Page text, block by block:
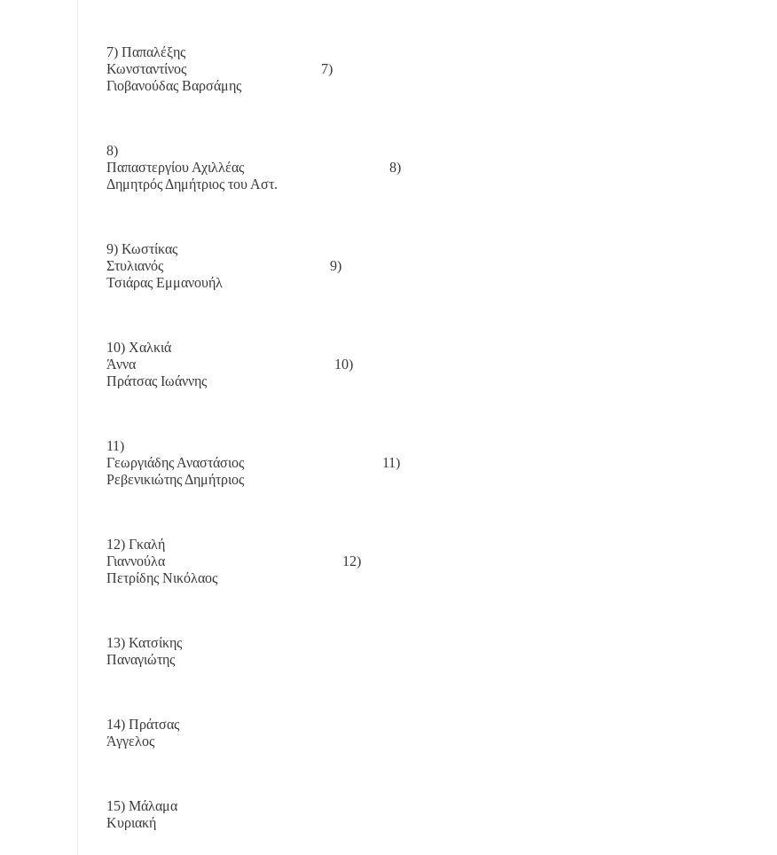
7) Παπαλέξης
Κωνσταντίνος
7)
Γιοβανούδας Βαρσάμης
8)
Παπαστεργίου Αχιλλέας
8)
Δημητρός Δημήτριος του Αστ.
9) Κωστίκας
Στυλιανός
9)
Τσιάρας Εμμανουήλ
10) Χαλκιά
Άννα
10)
Πράτσας Ιωάννης
11)
Γεωργιάδης Αναστάσιος
11)
Ρεβενικιώτης Δημήτριος
12) Γκαλή
Γιαννούλα
12)
Πετρίδης Νικόλαος
13) Κατσίκης
Παναγιώτης
14) Πράτσας
Άγγελος
15) Μάλαμα
Κυριακή